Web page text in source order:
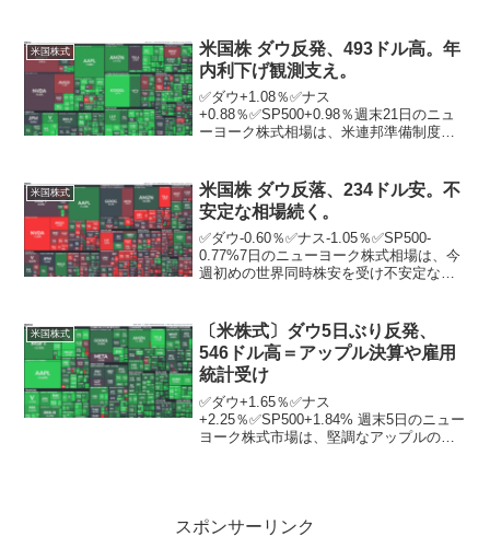
（CPI）は、今月に連邦準備制度理事会...
米国株式
米国株 ダウ反発、493ドル高。年
内利下げ観測支え。
✅ダウ+1.08％✅ナス
+0.88％✅SP500+0.98％週末21日のニュ
ーヨーク株式相場は、米連邦準備制度理
との期待が膨らみ、反発した。ニューヨ
ーク証券取引所の出...
米国株式
米国株 ダウ反落、234ドル安。不
安定な相場続く。
✅ダウ-0.60％✅ナス-1.05％✅SP500-
0.77%7日のニューヨーク株式相場は、今
週初めの世界同時株安を受け不安定な状
総裁が追加利上げに慎重な姿勢を示した
こ...
米国株式
〔米株式〕ダウ5日ぶり反発、
546ドル高＝アップル決算や雇用
統計受け
✅ダウ+1.65％✅ナス
+2.25％✅SP500+1.84% 週末5日のニュー
ヨーク株式市場は、堅調なアップルの決
スポンサーリンク